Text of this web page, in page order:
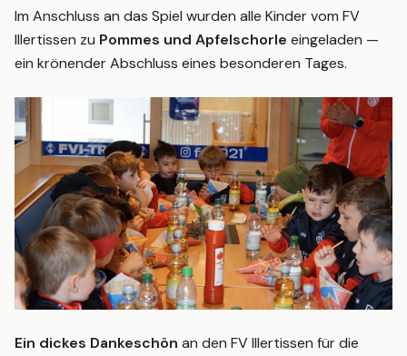
Im Anschluss an das Spiel wurden alle Kinder vom FV
Illertissen zu Pommes und Apfelschorle eingeladen —
ein krönender Abschluss eines besonderen Tages.
Ein dickes Dankeschön an den FV Illertissen für die